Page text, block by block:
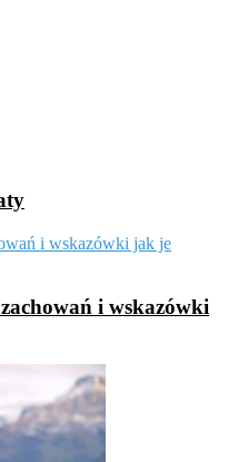
zachowań i wskazówki